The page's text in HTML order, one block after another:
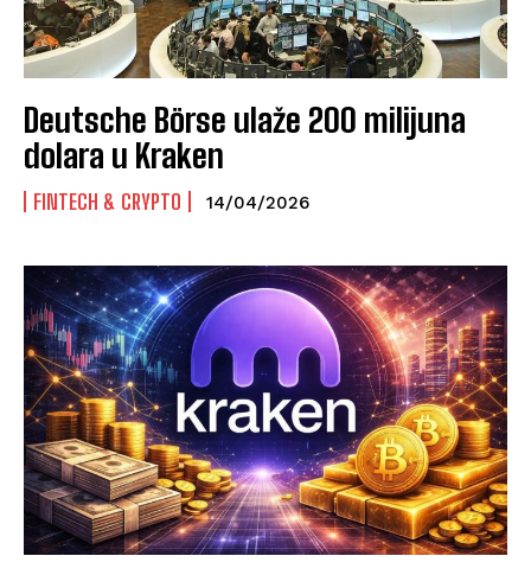
Deutsche Börse ulaže 200 milijuna
dolara u Kraken
FINTECH & CRYPTO 14/04/2026